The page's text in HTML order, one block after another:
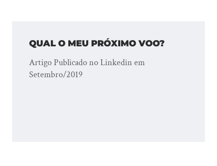
QUAL O MEU PRÓXIMO VOO?
Artigo Publicado no Linkedin em
Setembro/2019